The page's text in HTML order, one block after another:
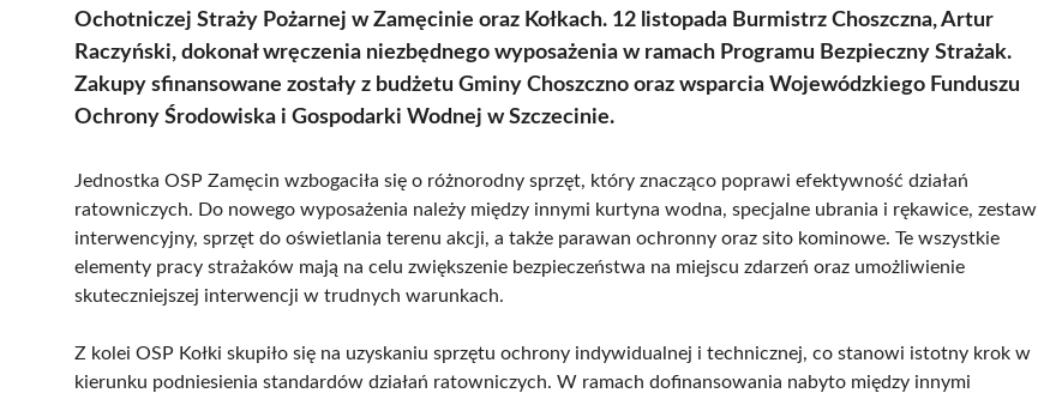
Ochotniczej Straży Pożarnej w Zamęcinie oraz Kołkach. 12 listopada Burmistrz Choszczna, Artur
Raczyński, dokonał wręczenia niezbędnego wyposażenia w ramach Programu Bezpieczny Strażak.
Zakupy sfinansowane zostały z budżetu Gminy Choszczno oraz wsparcia Wojewódzkiego Funduszu
Ochrony Środowiska i Gospodarki Wodnej w Szczecinie.
Jednostka OSP Zamęcin wzbogaciła się o różnorodny sprzęt, który znacząco poprawi efektywność działań
ratowniczych. Do nowego wyposażenia należy między innymi kurtyna wodna, specjalne ubrania i rękawice, zestaw
interwencyjny, sprzęt do oświetlania terenu akcji, a także parawan ochronny oraz sito kominowe. Te wszystkie
elementy pracy strażaków mają na celu zwiększenie bezpieczeństwa na miejscu zdarzeń oraz umożliwienie
skuteczniejszej interwencji w trudnych warunkach.
Z kolei OSP Kołki skupiło się na uzyskaniu sprzętu ochrony indywidualnej i technicznej, co stanowi istotny krok w
kierunku podniesienia standardów działań ratowniczych. W ramach dofinansowania nabyto między innymi